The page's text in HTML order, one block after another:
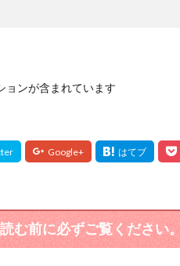
ンが含まれています
む前に必ずご覧ください。